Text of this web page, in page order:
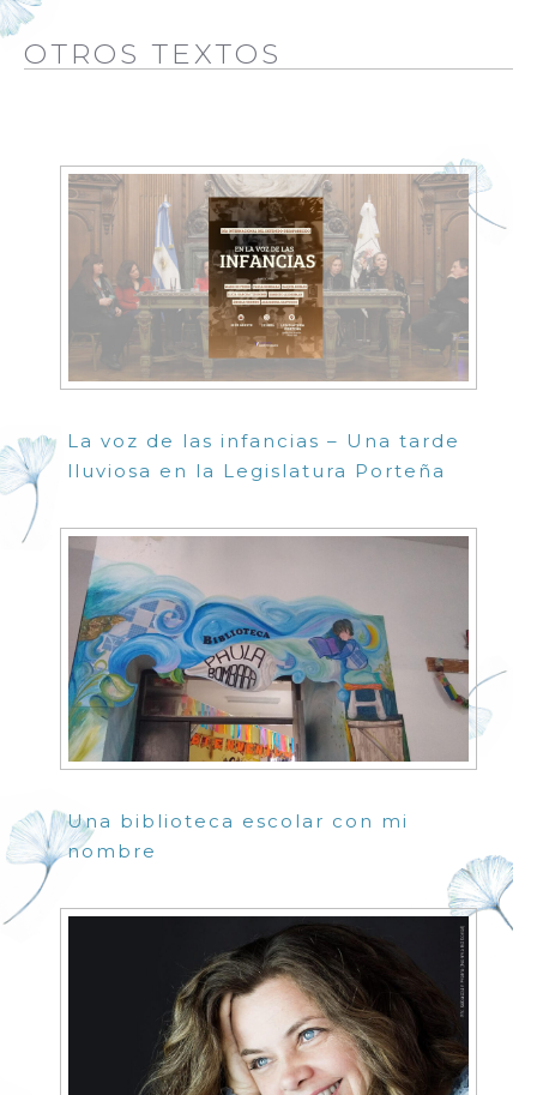
OTROS TEXTOS
La voz de las infancias – Una tarde
lluviosa en la Legislatura Porteña
Una biblioteca escolar con mi
nombre